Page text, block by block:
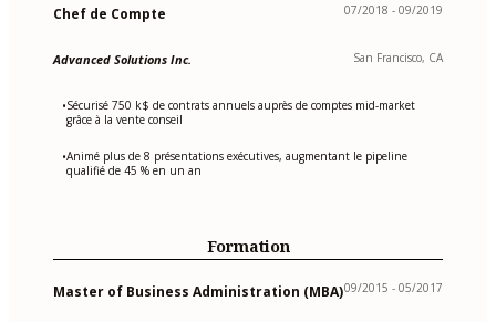
Chef de Compte 07/2018 - 09/2019
Advanced Solutions Inc. San Francisco, CA
•Sécurisé 750 k$ de contrats annuels auprès de comptes mid-market
grâce à la vente conseil
•Animé plus de 8 présentations exécutives, augmentant le pipeline
qualifié de 45 % en un an
Formation
Master of Business Administration (MBA)09/2015 - 05/2017